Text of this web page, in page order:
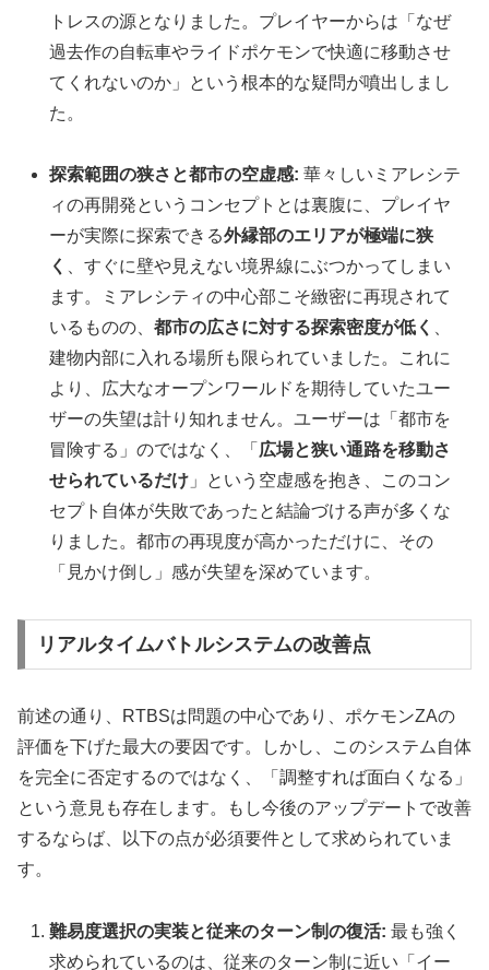
トレスの源となりました。プレイヤーからは「なぜ
過去作の自転車やライドポケモンで快適に移動させ
てくれないのか」という根本的な疑問が噴出しまし
た。
探索範囲の狭さと都市の空虚感: 華々しいミアレシテ
ィの再開発というコンセプトとは裏腹に、プレイヤ
ーが実際に探索できる外縁部のエリアが極端に狭
く 、すぐに壁や見えない境界線にぶつかってしまい
ます。ミアレシティの中心部こそ緻密に再現されて
いるものの、都市の広さに対する探索密度が低く 、
建物内部に入れる場所も限られていました。これに
より、広大なオープンワールドを期待していたユー
ザーの失望は計り知れません。ユーザーは「都市を
冒険する」のではなく、「 広場と狭い通路を移動さ
せられているだけ 」という空虚感を抱き、このコン
セプト自体が失敗であったと結論づける声が多くな
りました。都市の再現度が高かっただけに、その
「見かけ倒し」感が失望を深めています。
リアルタイムバトルシステムの改善点
前述の通り、RTBSは問題の中心であり、ポケモンZAの
評価を下げた最大の要因です。しかし、このシステム自体
を完全に否定するのではなく、「調整すれば面白くなる」
という意見も存在します。もし今後のアップデートで改善
するならば、以下の点が必須要件として求められていま
す。
難易度選択の実装と従来のターン制の復活: 最も強く
求められているのは、従来のターン制に近い「イー